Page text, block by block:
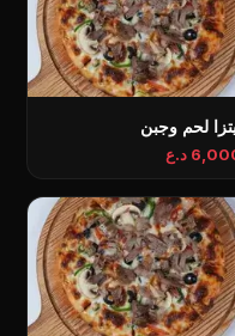
لحم وجبن
د.ع